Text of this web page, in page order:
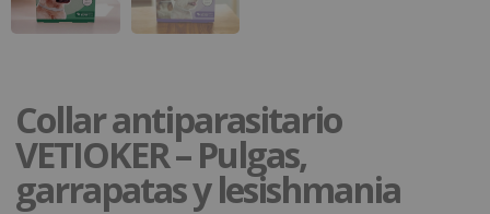
Collar antiparasitario
VETIOKER – Pulgas,
garrapatas y lesishmania